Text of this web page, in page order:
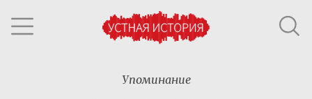
Упоминание